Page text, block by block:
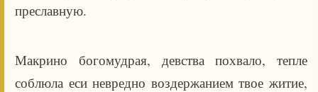
преславную.
Макрино богомудрая, девства похвало, тепле
соблюла еси невредно воздержанием твое житие,